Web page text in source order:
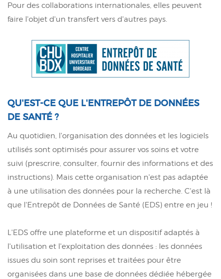
Pour des collaborations internationales, elles peuvent
faire l'objet d'un transfert vers d'autres pays.
QU'EST-CE QUE L'ENTREPÔT DE DONNÉES
DE SANTÉ ?
Au quotidien, l'organisation des données et les logiciels
utilisés sont optimisés pour assurer vos soins et votre
suivi (prescrire, consulter, fournir des informations et des
instructions). Mais cette organisation n'est pas adaptée
à une utilisation des données pour la recherche. C'est là
que l'Entrepôt de Données de Santé (EDS) entre en jeu !
L'EDS offre une plateforme et un dispositif adaptés à
l'utilisation et l'exploitation des données : les données
issues du soin sont reprises et traitées pour être
organisées dans une base de données dédiée hébergée